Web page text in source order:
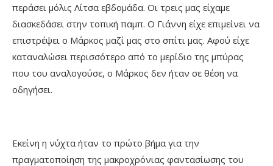
περάσει μόλις Λίτσα εβδομάδα. Οι τρεις μας είχαμε
διασκεδάσει στην τοπική παμπ. Ο Γιάννη είχε επιμείνει να
επιστρέψει ο Μάρκος μαζί μας στο σπίτι μας. Αφού είχε
καταναλώσει περισσότερο από το μερίδιο της μπύρας
που του αναλογούσε, ο Μάρκος δεν ήταν σε θέση να
οδηγήσει.
Εκείνη η νύχτα ήταν το πρώτο βήμα για την
πραγματοποίηση της μακροχρόνιας φαντασίωσης του